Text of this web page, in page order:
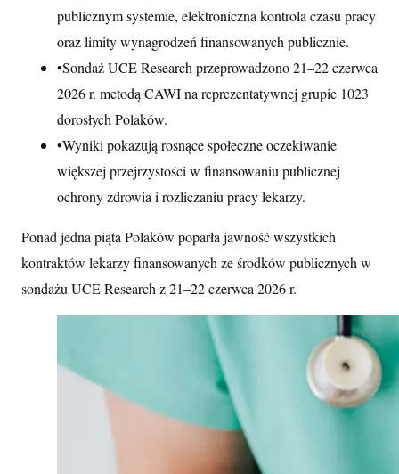
publicznym systemie, elektroniczna kontrola czasu pracy
oraz limity wynagrodzeń finansowanych publicznie.
•Sondaż UCE Research przeprowadzono 21–22 czerwca
2026 r. metodą CAWI na reprezentatywnej grupie 1023
dorosłych Polaków.
•Wyniki pokazują rosnące społeczne oczekiwanie
większej przejrzystości w finansowaniu publicznej
ochrony zdrowia i rozliczaniu pracy lekarzy.
Ponad jedna piąta Polaków poparła jawność wszystkich
kontraktów lekarzy finansowanych ze środków publicznych w
sondażu UCE Research z 21–22 czerwca 2026 r.